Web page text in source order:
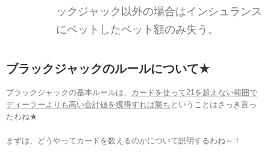
ックジャック以外の場合はインシュランス
にベット したベット額のみ失う。
ブラックジャックのルールについて★
ブラックジャックの基本ルールは、
カードを使って21を超えない範囲で
ディーラーよりも高い合計値を獲得すれば勝ち ということはさっき言っ
たわね★
まずは、どうやってカードを数えるのかについて説明するわね～！